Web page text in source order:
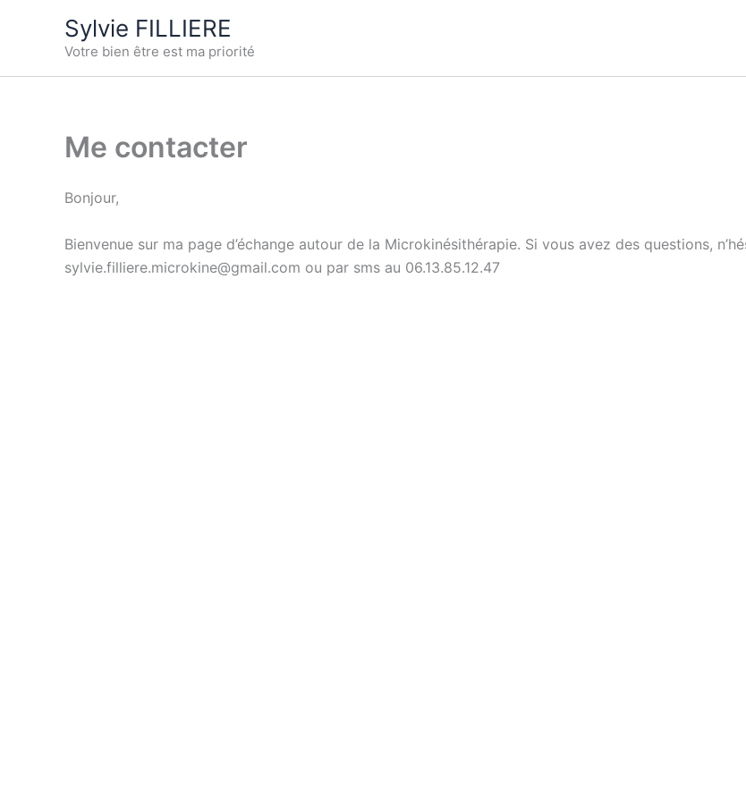
Sylvie FILLIERE
Votre bien être est ma priorité
Me contacter
Bonjour,
Bienvenue sur ma page d’échange autour de la Microkinésithérapie. Si vous avez des questions,
sylvie.filliere.microkine@gmail.com ou par sms au 06.13.85.12.47